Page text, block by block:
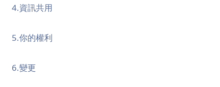
4.資訊共用
5.你的權利
6.變更